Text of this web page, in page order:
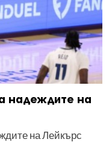
надеждите на
на Лейкърс